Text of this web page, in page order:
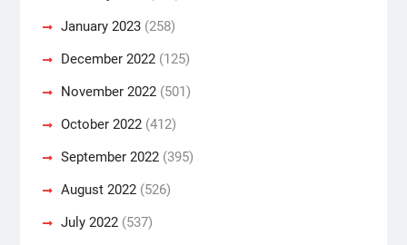
January 2023(258)
December 2022(125)
November 2022(501)
October 2022(412)
September 2022(395)
August 2022(526)
July 2022(537)